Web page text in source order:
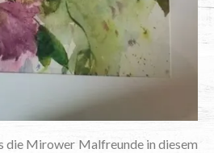
die Mirower Mal­freun­de in die­sem